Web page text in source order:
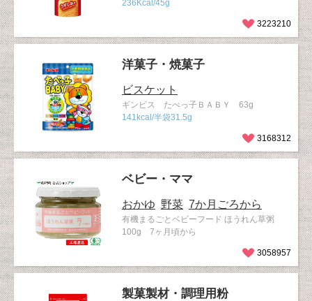
236Kcal/45g
3223210
洋菓子・焼菓子
ビスケット
ギンビス たべっ子ＢＡＢＹ 63g
141kcal/半袋31.5g
3168312
ベビー・ママ
おかゆ 野菜 7か月ごろから
有機まるごとベビーフード ほうれん草粥
100g 7ヶ月頃から
3058957
製菓製材・調理用粉